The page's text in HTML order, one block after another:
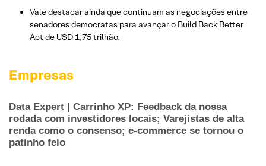
Vale destacar ainda que continuam as negociações entre
senadores democratas para avançar o Build Back Better
Act de USD 1,75 trilhão.
Empresas
Data Expert | Carrinho XP: Feedback da nossa
rodada com investidores locais; Varejistas de alta
renda como o consenso; e-commerce se tornou o
patinho feio